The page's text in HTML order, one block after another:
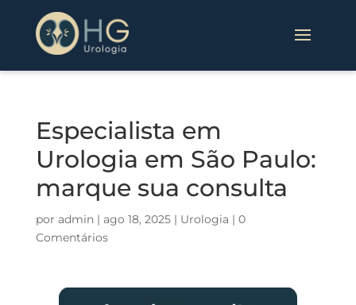
Especialista em
Urologia em São Paulo:
marque sua consulta
por admin| ago 18, 2025| Urologia | 0
Comentários